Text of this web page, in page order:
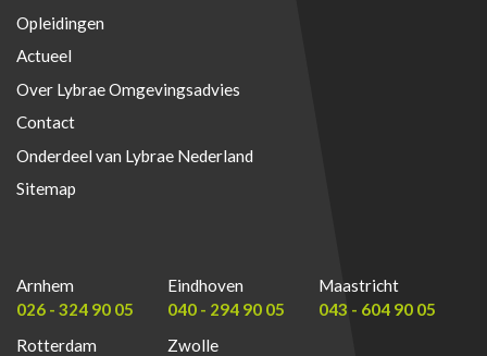
Opleidingen
Actueel
Over Lybrae Omgevingsadvies
Contact
Onderdeel van Lybrae Nederland
Sitemap
Arnhem
026 - 324 90 05
Eindhoven
040 - 294 90 05
Maastricht
043 - 604 90 05
Rotterdam
Zwolle